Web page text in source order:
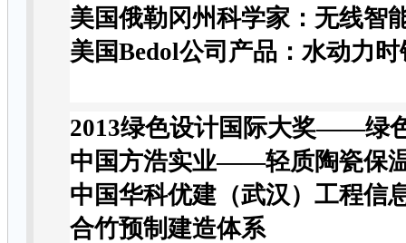
美国俄勒冈州科学家：无线智
美国Bedol公司产品：水动力时
2013绿色设计国际大奖——绿
中国方浩实业——轻质陶瓷保
中国华科优建（武汉）工程
合竹预制建造体系